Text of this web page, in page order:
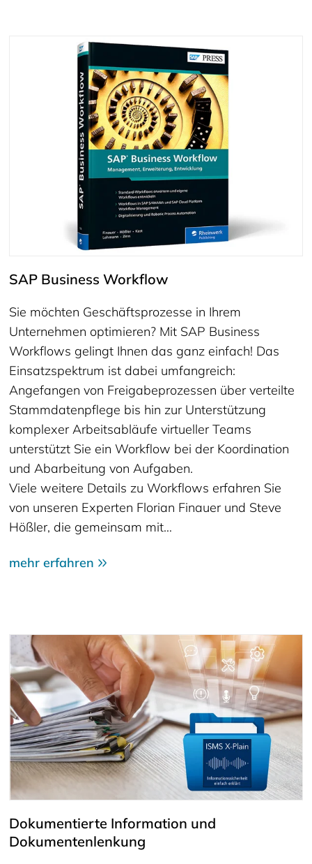
SAP Business Workflow
Sie möchten Geschäftsprozesse in Ihrem
Unternehmen optimieren? Mit SAP Business
Workflows gelingt Ihnen das ganz einfach! Das
Einsatzspektrum ist dabei umfangreich:
Angefangen von Freigabeprozessen über verteilte
Stammdatenpflege bis hin zur Unterstützung
komplexer Arbeitsabläufe virtueller Teams
unterstützt Sie ein Workflow bei der Koordination
und Abarbeitung von Aufgaben.
Viele weitere Details zu Workflows erfahren Sie
von unseren Experten Florian Finauer und Steve
Hößler, die gemeinsam mit…
mehr erfahren
Dokumentierte Information und
Dokumentenlenkung